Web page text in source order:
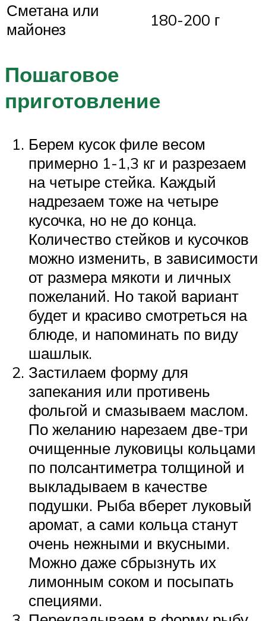
Сметана или
майонез
180-200 г
Пошаговое
приготовление
Берем кусок филе весом
примерно 1-1,3 кг и разрезаем
на четыре стейка. Каждый
надрезаем тоже на четыре
кусочка, но не до конца.
Количество стейков и кусочков
можно изменить, в зависимости
от размера мякоти и личных
пожеланий. Но такой вариант
будет и красиво смотреться на
блюде, и напоминать по виду
шашлык.
Застилаем форму для
запекания или противень
фольгой и смазываем маслом.
По желанию нарезаем две-три
очищенные луковицы кольцами
по полсантиметра толщиной и
выкладываем в качестве
подушки. Рыба вберет луковый
аромат, а сами кольца станут
очень нежными и вкусными.
Можно даже сбрызнуть их
лимонным соком и посыпать
специями.